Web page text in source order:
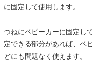
に固定して使用します。
つねにベビーカーに固定し
定できる部分があれば、ベ
どにも問題なく使えます。